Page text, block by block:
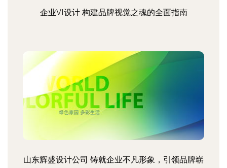
企业VI设计 构建品牌视觉之魂的全面指南
山东辉盛设计公司 铸就企业不凡形象，引领品牌崭